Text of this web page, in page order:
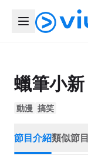
蠟筆小新
動漫 搞笑
節目介紹類似節目